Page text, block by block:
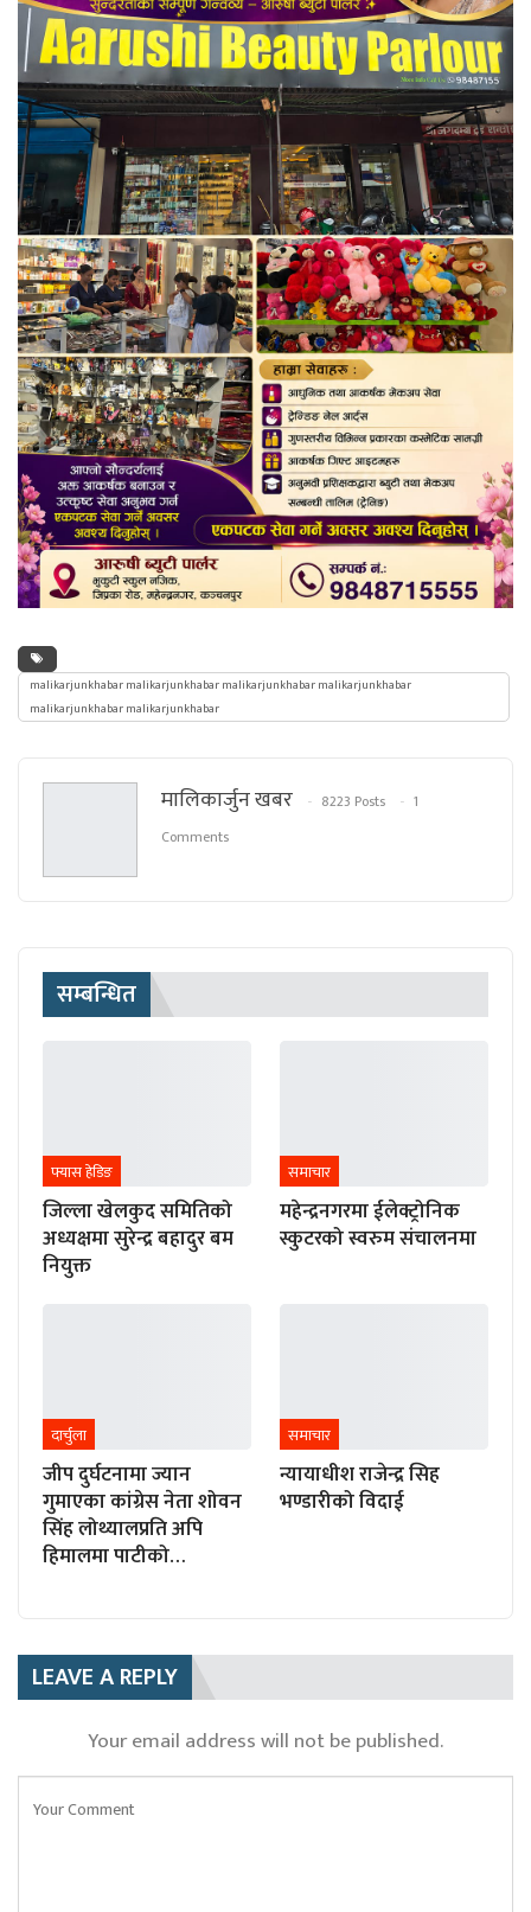
malikarjunkhabar malikarjunkhabar malikarjunkhabar malikarjunkhabar
malikarjunkhabar malikarjunkhabar
मालिकार्जुन खबर 8223 Posts
1
Comments
सम्बन्धित
फ्यास हेडिङ
जिल्ला खेलकुद समितिको
अध्यक्षमा सुरेन्द्र बहादुर बम
नियुक्त
समाचार
महेन्द्रनगरमा ईलेक्ट्रोनिक
स्कुटरको स्वरुम संचालनमा
दार्चुला
जीप दुर्घटनामा ज्यान
गुमाएका कांग्रेस नेता शोवन
सिंह लोथ्यालप्रति अपि
हिमालमा पाटीको…
समाचार
न्यायाधीश राजेन्द्र सिह
भण्डारीको विदाई
LEAVE A REPLY
Your email address will not be published.